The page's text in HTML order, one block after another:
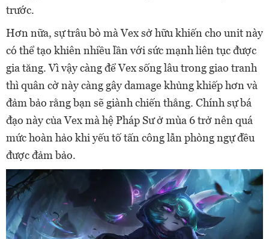
trước.
Hơn nữa, sự trâu bò mà Vex sở hữu khiến cho unit này
có thể tạo khiên nhiều lần với sức mạnh liên tục được
gia tăng. Vì vậy càng để Vex sống lâu trong giao tranh
thì quân cờ này càng gây damage khủng khiếp hơn và
đảm bảo rằng bạn sẽ giành chiến thắng. Chính sự bá
đạo này của Vex mà hệ Pháp Sư ở mùa 6 trở nên quá
mức hoàn hảo khi yếu tố tấn công lẫn phòng ngự đều
được đảm bảo.